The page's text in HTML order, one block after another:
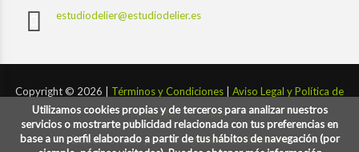
Utilizamos cookies propias y de terceros para analizar nuestros
servicios o mostrarte publicidad relacionada con tus preferencias en
base a un perfil elaborado a partir de tus hábitos de navegación (por
estudiodelier@estudiodelier.es
Copyright © 2026 | Términos y Condiciones
Aviso Legal y Política de
Privacidad y Cookies
Desarrollado por:codigoconsentido.com